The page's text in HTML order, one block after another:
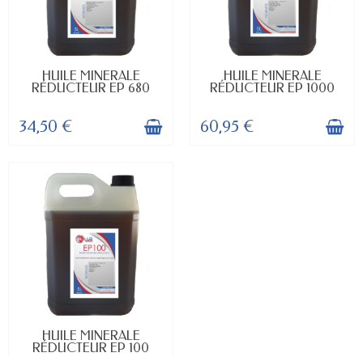
EN STOCK
HUILE MINERALE
RÉDUCTEUR EP 680
34,50 €
EN STOCK
HUILE MINERALE
RÉDUCTEUR EP 1000
60,95 €
EN STOCK
HUILE MINERALE
RÉDUCTEUR EP 100